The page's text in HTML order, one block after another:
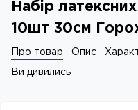
Набір
10шт 30см Горох
Про товар Опис
Ви дивились